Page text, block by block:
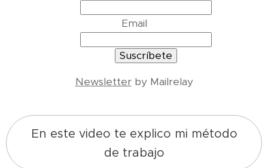
Email
Newsletterby Mailrelay
En este video te explico mi método
de trabajo